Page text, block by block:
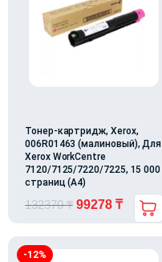
Тонер-картридж, Xerox,
006R01463 (малиновый), Для
Xerox WorkCentre
7120/7125/7220/7225, 15 000
страниц (А4)
132370₸ 99278 ₸
-12%